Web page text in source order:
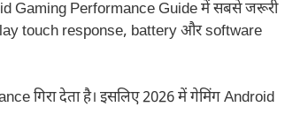
Gaming Performance Guide में सबसे जरूरी
touch response, battery और software
गिरा देता है। इसलिए 2026 में गेमिंग Android